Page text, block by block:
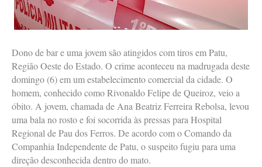
Dono de bar e uma jovem são atingidos com tiros em Patu,
Região Oeste do Estado. O crime aconteceu na madrugada deste
domingo (6) em um estabelecimento comercial da cidade. O
homem, conhecido como Rivonaldo Felipe de Queiroz, veio a
óbito. A jovem, chamada de Ana Beatriz Ferreira Rebolsa, levou
uma bala no rosto e foi socorrida às pressas para Hospital
Regional de Pau dos Ferros. De acordo com o Comando da
Companhia Independente de Patu, o suspeito fugiu para uma
direção desconhecida dentro do mato.